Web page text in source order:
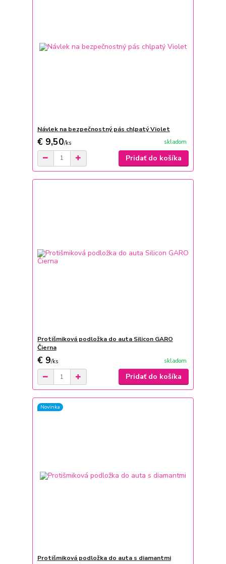
Návlek na bezpečnostný pás chlpatý Violet
€ 9,50/ks skladom
Pridať do košíka
Protišmiková podložka do auta Silicon GARO
Čierna
€ 9/ks skladom
Pridať do košíka
Novinka
Protišmiková podložka do auta s diamantmi